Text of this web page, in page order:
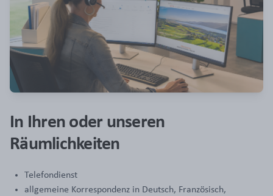
In Ihren oder unseren
Räumlichkeiten
Telefondienst
allgemeine Korrespondenz in Deutsch, Französisch,